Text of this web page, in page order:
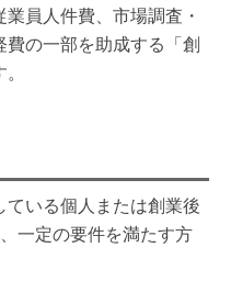
員人件費、市場調査・
の一部を助成する「創
いる個人または創業後
一定の要件を満たす方